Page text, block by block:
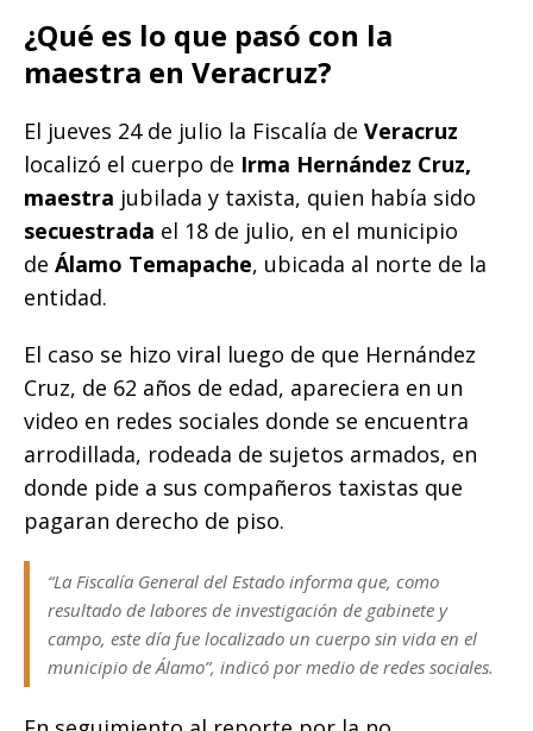
¿Qué es lo que pasó con la
maestra en Veracruz?
El jueves 24 de julio la Fiscalía de Veracruz
localizó el cuerpo de Irma Hernández Cruz,
maestra jubilada y taxista, quien había sido
secuestrada el 18 de julio, en el municipio
de Álamo Temapache, ubicada al norte de la
entidad.
El caso se hizo viral luego de que Hernández
Cruz, de 62 años de edad, apareciera en un
video en redes sociales donde se encuentra
arrodillada, rodeada de sujetos armados, en
donde pide a sus compañeros taxistas que
pagaran derecho de piso.
“La Fiscalía General del Estado informa que, como
resultado de labores de investigación de gabinete y
campo, este día fue localizado un cuerpo sin vida en el
municipio de Álamo”, indicó por medio de redes sociales.